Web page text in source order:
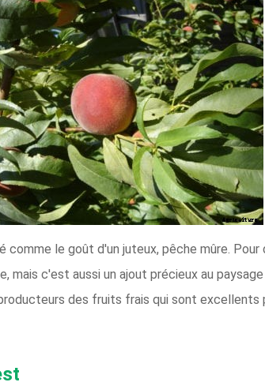
le goût d'un juteux, pêche mûre. Pour
mais c'est aussi un ajout précieux au
des fruits frais qui sont excellents